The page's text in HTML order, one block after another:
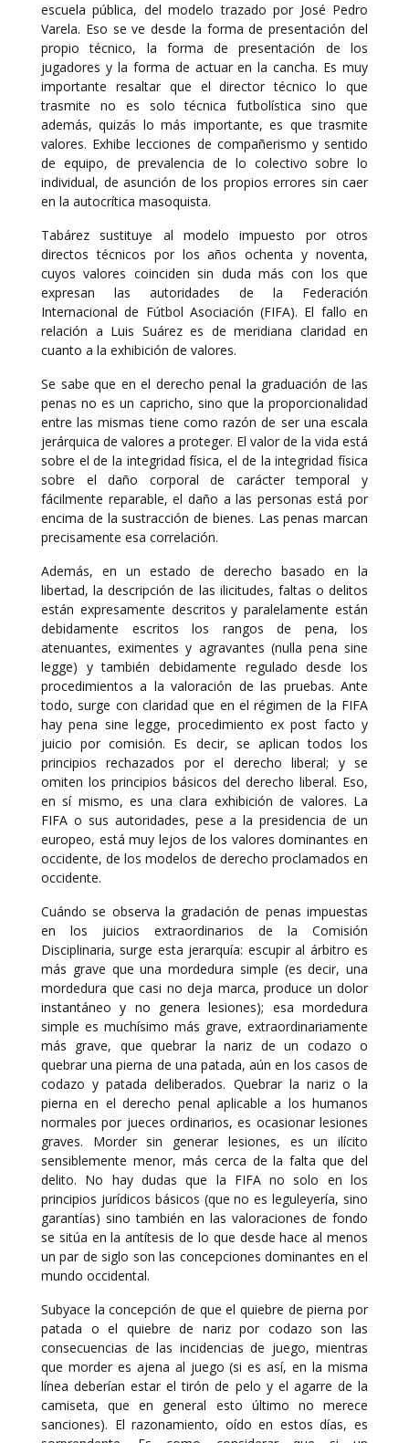
escuela pública, del modelo trazado por José Pedro
Varela. Eso se ve desde la forma de presentación del
propio técnico, la forma de presentación de los
jugadores y la forma de actuar en la cancha. Es muy
importante resaltar que el director técnico lo que
trasmite no es solo técnica futbolística sino que
además, quizás lo más importante, es que trasmite
valores. Exhibe lecciones de compañerismo y sentido
de equipo, de prevalencia de lo colectivo sobre lo
individual, de asunción de los propios errores sin caer
en la autocrítica masoquista.
Tabárez sustituye al modelo impuesto por otros
directos técnicos por los años ochenta y noventa,
cuyos valores coinciden sin duda más con los que
expresan las autoridades de la Federación
Internacional de Fútbol Asociación (FIFA). El fallo en
relación a Luis Suárez es de meridiana claridad en
cuanto a la exhibición de valores.
Se sabe que en el derecho penal la graduación de las
penas no es un capricho, sino que la proporcionalidad
entre las mismas tiene como razón de ser una escala
jerárquica de valores a proteger. El valor de la vida está
sobre el de la integridad física, el de la integridad física
sobre el daño corporal de carácter temporal y
fácilmente reparable, el daño a las personas está por
encima de la sustracción de bienes. Las penas marcan
precisamente esa correlación.
Además, en un estado de derecho basado en la
libertad, la descripción de las ilicitudes, faltas o delitos
están expresamente descritos y paralelamente están
debidamente escritos los rangos de pena, los
atenuantes, eximentes y agravantes (nulla pena sine
legge) y también debidamente regulado desde los
procedimientos a la valoración de las pruebas. Ante
todo, surge con claridad que en el régimen de la FIFA
hay pena sine legge, procedimiento ex post facto y
juicio por comisión. Es decir, se aplican todos los
principios rechazados por el derecho liberal; y se
omiten los principios básicos del derecho liberal. Eso,
en sí mismo, es una clara exhibición de valores. La
FIFA o sus autoridades, pese a la presidencia de un
europeo, está muy lejos de los valores dominantes en
occidente, de los modelos de derecho proclamados en
occidente.
Cuándo se observa la gradación de penas impuestas
en los juicios extraordinarios de la Comisión
Disciplinaria, surge esta jerarquía: escupir al árbitro es
más grave que una mordedura simple (es decir, una
mordedura que casi no deja marca, produce un dolor
instantáneo y no genera lesiones); esa mordedura
simple es muchísimo más grave, extraordinariamente
más grave, que quebrar la nariz de un codazo o
quebrar una pierna de una patada, aún en los casos de
codazo y patada deliberados. Quebrar la nariz o la
pierna en el derecho penal aplicable a los humanos
normales por jueces ordinarios, es ocasionar lesiones
graves. Morder sin generar lesiones, es un ilícito
sensiblemente menor, más cerca de la falta que del
delito. No hay dudas que la FIFA no solo en los
principios jurídicos básicos (que no es leguleyería, sino
garantías) sino también en las valoraciones de fondo
se sitúa en la antítesis de lo que desde hace al menos
un par de siglo son las concepciones dominantes en el
mundo occidental.
Subyace la concepción de que el quiebre de pierna por
patada o el quiebre de nariz por codazo son las
consecuencias de las incidencias de juego, mientras
que morder es ajena al juego (si es así, en la misma
línea deberían estar el tirón de pelo y el agarre de la
camiseta, que en general esto último no merece
sanciones). El razonamiento, oído en estos días, es